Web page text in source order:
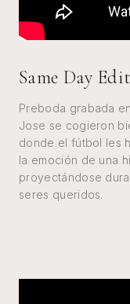
Same Day
Preboda grabada
Jose se cogieron
donde el fútbol les
la emoción de una
proyectándose
seres queridos.